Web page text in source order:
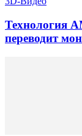
Технология
переводит